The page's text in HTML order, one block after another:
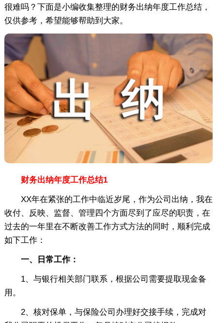
很难吗？下面是小编收集整理的财务出纳年度工作总结，
仅供参考，希望能够帮助到大家。
财务出纳年度工作总结1
XX年在紧张的工作中临近岁尾，作为公司出纳，我在
收付、反映、监督、管理四个方面尽到了应尽的职责，在
过去的一年里在不断改善工作方式方法的同时，顺利完成
如下工作：
一、日常工作：
1、与银行相关部门联系，根据公司需要提取现金备
用。
2、核对保单，与保险公司办理好交接手续，完成对